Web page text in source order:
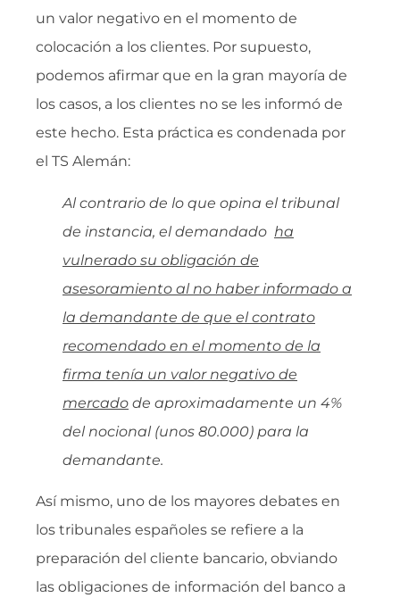
un valor negativo en el momento de
colocación a los clientes. Por supuesto,
podemos afirmar que en la gran mayoría de
los casos, a los clientes no se les informó de
este hecho. Esta práctica es condenada por
el TS Alemán:
Al contrario de lo que opina el tribunal
de instancia, el demandado ha
vulnerado su obligación de
asesoramiento al no haber informado a
la demandante de que el contrato
recomendado en el momento de la
firma tenía un valor negativo de
mercado de aproximadamente un 4%
del nocional (unos 80.000) para la
demandante.
Así mismo, uno de los mayores debates en
los tribunales españoles se refiere a la
preparación del cliente bancario, obviando
las obligaciones de información del banco a